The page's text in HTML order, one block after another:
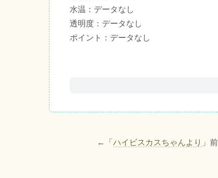
水温：データなし
透明度：データなし
ポイント：データなし
←「 ハイビスカスちゃんより 」